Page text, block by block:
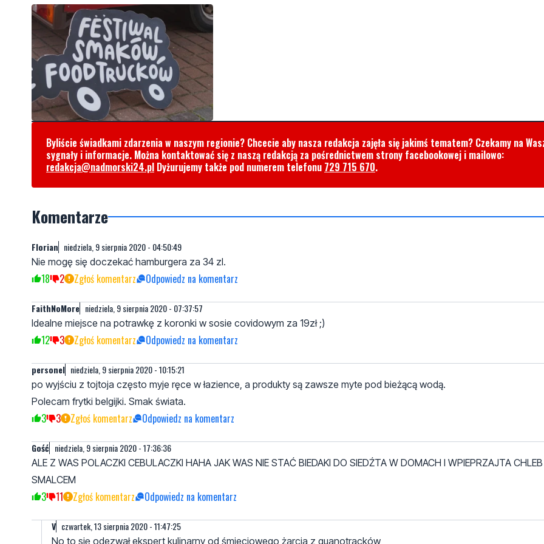
Byliście świadkami zdarzenia w naszym regionie? Chcecie aby nasza redakcja zajęła się jakimś tematem? Czekamy na
sygnały i informacje. Można kontaktować się z naszą redakcją za pośrednictwem strony facebookowej i mailowo:
redakcja@nadmorski24.pl Dyżurujemy także pod numerem telefonu 729 715 670.
Komentarze
Florian niedziela, 9 sierpnia 2020 - 04:50:49
Nie mogę się doczekać hamburgera za 34 zl.
18 2 Zgłoś komentarz Odpowiedz na komentarz
FaithNoMore niedziela, 9 sierpnia 2020 - 07:37:57
Idealne miejsce na potrawkę z koronki w sosie covidowym za 19zł ;)
12 3 Zgłoś komentarz Odpowiedz na komentarz
personel niedziela, 9 sierpnia 2020 - 10:15:21
po wyjściu z tojtoja często myje ręce w łazience, a produkty są zawsze myte pod bieżącą wodą.
Polecam frytki belgijki. Smak świata.
3 3 Zgłoś komentarz Odpowiedz na komentarz
Gość niedziela, 9 sierpnia 2020 - 17:36:36
ALE Z WAS POLACZKI CEBULACZKI HAHA JAK WAS NIE STAĆ BIEDAKI DO SIEDŹTA W DOMACH I WPIEPRZAJTA
SMALCEM
3 11 Zgłoś komentarz Odpowiedz na komentarz
V czwartek, 13 sierpnia 2020 - 11:47:25
No to się odezwał ekspert kulinarny od śmieciowego żarcia z guanotracków